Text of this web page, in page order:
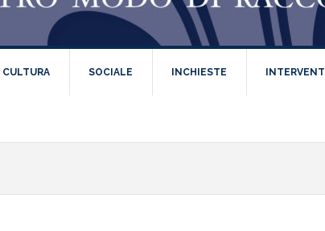
CULTURA SOCIALE INCHIESTE INTERVENTI